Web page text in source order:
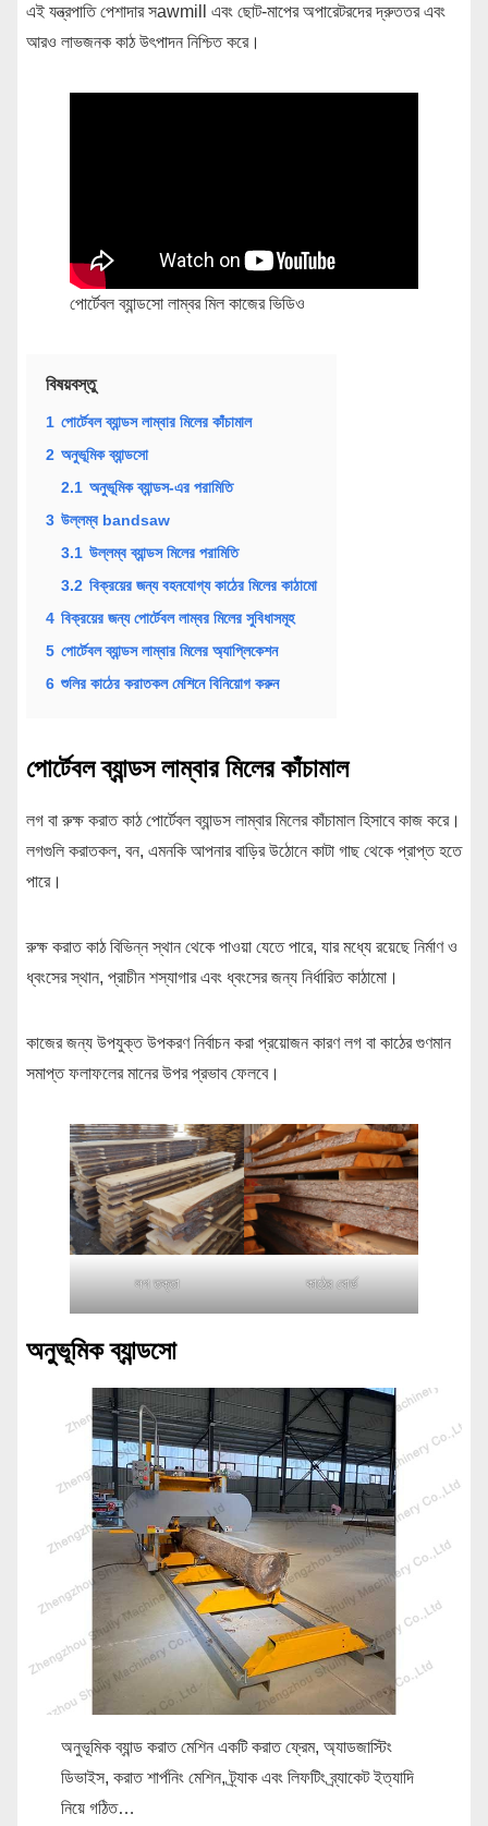
এই যন্ত্রপাতি পেশাদার সawmill এবং ছোট-মাপের অপারেটরদের দ্রুততর এবং
আরও লাভজনক কাঠ উৎপাদন নিশ্চিত করে।
পোর্টেবল ব্যান্ডসো লাম্বর মিল কাজের ভিডিও
বিষয়বস্তু
1 পোর্টেবল ব্যান্ডস লাম্বার মিলের কাঁচামাল
2 অনুভূমিক ব্যান্ডসো
2.1 অনুভূমিক ব্যান্ডস-এর পরামিতি
3 উল্লম্ব bandsaw
3.1 উল্লম্ব ব্যান্ডস মিলের পরামিতি
3.2 বিক্রয়ের জন্য বহনযোগ্য কাঠের মিলের কাঠামো
4 বিক্রয়ের জন্য পোর্টেবল লাম্বর মিলের সুবিধাসমূহ
5 পোর্টেবল ব্যান্ডস লাম্বার মিলের অ্যাপ্লিকেশন
6 শুলির কাঠের করাতকল মেশিনে বিনিয়োগ করুন
পোর্টেবল ব্যান্ডস লাম্বার মিলের কাঁচামাল
লগ বা রুক্ষ করাত কাঠ পোর্টেবল ব্যান্ডস লাম্বার মিলের কাঁচামাল হিসাবে কাজ করে।
লগগুলি করাতকল, বন, এমনকি আপনার বাড়ির উঠোনে কাটা গাছ থেকে প্রাপ্ত হতে
পারে।
রুক্ষ করাত কাঠ বিভিন্ন স্থান থেকে পাওয়া যেতে পারে, যার মধ্যে রয়েছে নির্মাণ ও
ধ্বংসের স্থান, প্রাচীন শস্যাগার এবং ধ্বংসের জন্য নির্ধারিত কাঠামো।
কাজের জন্য উপযুক্ত উপকরণ নির্বাচন করা প্রয়োজন কারণ লগ বা কাঠের গুণমান
সমাপ্ত ফলাফলের মানের উপর প্রভাব ফেলবে।
লগ তক্তা কাঠের বোর্ড
অনুভূমিক ব্যান্ডসো
অনুভূমিক ব্যান্ড করাত মেশিন একটি করাত ফ্রেম, অ্যাডজাস্টিং
ডিভাইস, করাত শার্পনিং মেশিন, ট্র্যাক এবং লিফটিং ব্র্যাকেট ইত্যাদি
নিয়ে গঠিত…